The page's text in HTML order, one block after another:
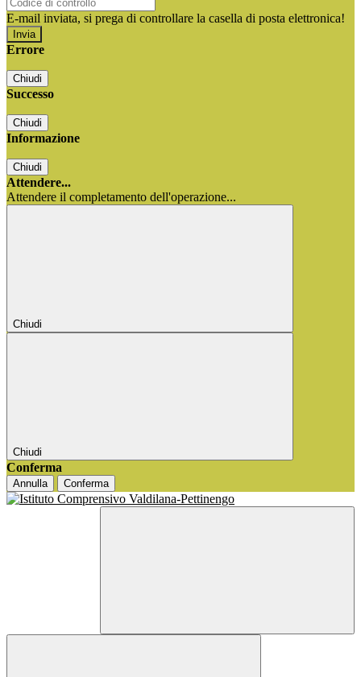
E-mail inviata, si prega di controllare la casella di posta elettronica!
Errore
Chiudi
Successo
Chiudi
Informazione
Chiudi
Attendere...
Attendere il completamento dell'operazione...
Chiudi
Chiudi
Conferma
Annulla Conferma